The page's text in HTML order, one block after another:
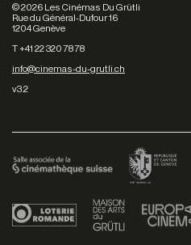
©2026 Les Cinémas Du Grütli
Rue du Général-Dufour 16
1204 Genève
T +41 22 320 78 78
info@cinemas-du-grutli.ch
v3.2